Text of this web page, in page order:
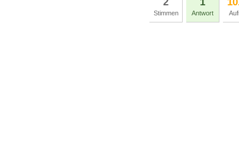
Stimmen Antwort